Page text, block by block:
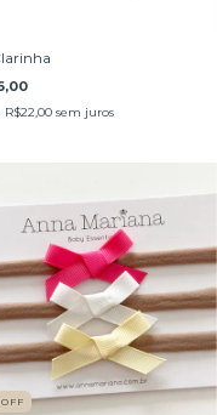
R$22,00 sem juros
OFF